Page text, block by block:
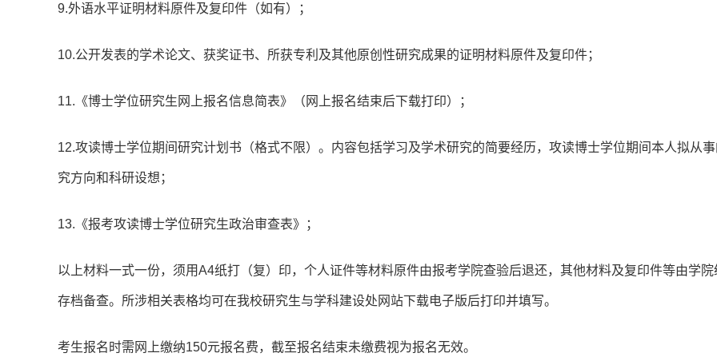
9.外语水平证明材料原件及复印件（如有）；
10.公开发表的学术论文、获奖证书、所获专利及其他原创性研究成果的证明材料原件及复印件；
11.《博士学位研究生网上报名信息简表》（网上报名结束后下载打印）；
12.攻读博士学位期间研究计划书（格式不限）。内容包括学习及学术研究的简要经历，攻读博士学位期间本人拟从
究方向和科研设想；
13.《报考攻读博士学位研究生政治审查表》；
以上材料一式一份，须用A4纸打（复）印，个人证件等材料原件由报考学院查验后退还，其他材料及复印件等由学院
存档备查。所涉相关表格均可在我校研究生与学科建设处网站下载电子版后打印并填写。
考生报名时需网上缴纳150元报名费，截至报名结束未缴费视为报名无效。